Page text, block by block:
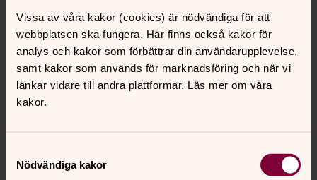
Vissa av våra kakor (cookies) är nödvändiga för att
webbplatsen ska fungera. Här finns också kakor för
analys och kakor som förbättrar din användarupplevelse,
samt kakor som används för marknadsföring och när vi
länkar vidare till andra plattformar. Läs mer om våra
kakor.
Nödvändiga kakor
Lika ofattbart som det är idag att höra om hur denna
ideologi växer i världen.
Hela L familj utrotades under andra världskriget. Och
hela hans filosofi cirklar kring detta – att vi aldrig får
reducera den andre till ett ting, någon vi kan behärska,
Precis som fikonträdet så vissnar vi som människor när